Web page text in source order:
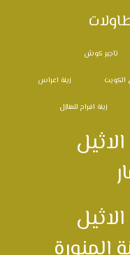
تاجير كوش
الكويت زينة اعراس
زينة افراح للمنازل